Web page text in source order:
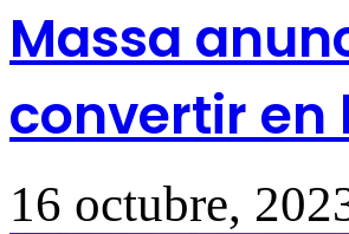
Massa
convertir en
16 octubre,